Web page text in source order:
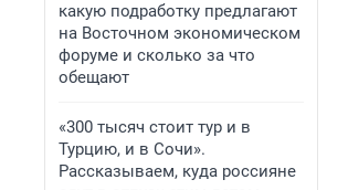
какую подработку предлагают
на Восточном экономическом
форуме и сколько за что
обещают
«300 тысяч стоит тур и в
Турцию, и в Сочи».
Рассказываем, куда россияне